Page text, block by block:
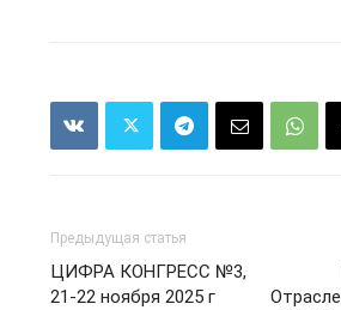
Предыдущая статья
ЦИФРА КОНГРЕСС №3,
21-22 ноября 2025 г